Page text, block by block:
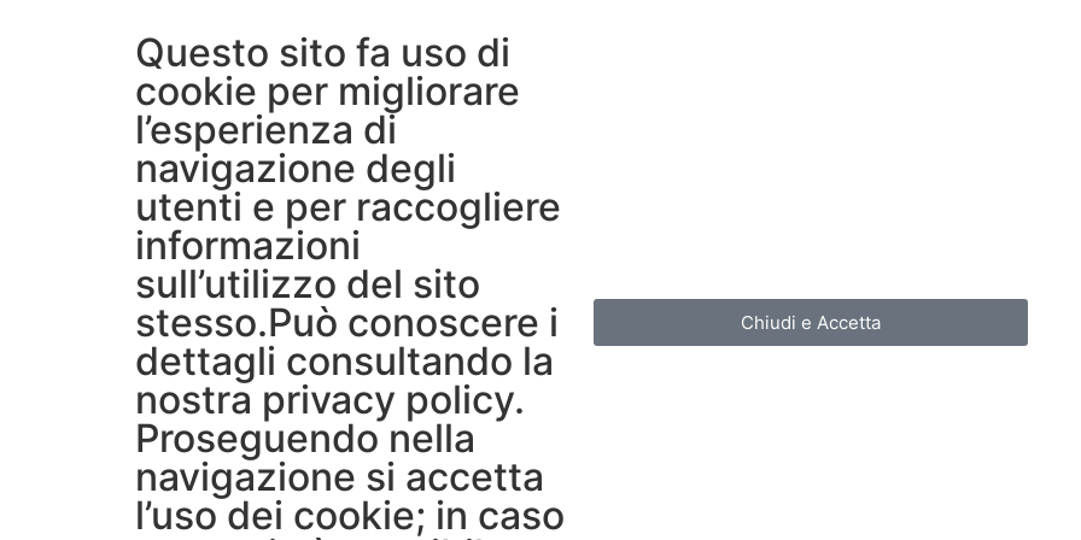
Questo sito fa uso di
cookie per migliorare
l’esperienza di
navigazione degli
utenti e per raccogliere
informazioni
sull’utilizzo del sito
stesso.Può conoscere i
dettagli consultando la
nostra privacy policy.
Proseguendo nella
navigazione si accetta
l’uso dei cookie; in caso
Chiudi e Accetta